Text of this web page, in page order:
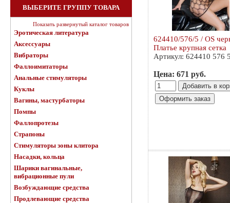
ВЫБЕРИТЕ ГРУППУ ТОВАРА
Показать развернутый каталог товаров
Эротическая литература
Аксессуары
Вибраторы
Фаллоимитаторы
Анальные стимуляторы
Куклы
Вагины, мастурбаторы
Помпы
Фаллопротезы
Страпоны
Стимуляторы зоны клитора
Насадки, кольца
Шарики вагинальные,
вибрационные пули
Возбуждающие средства
Продлевающие средства
624410/576/5 / OS
Платье крупная сетка
Артикул: 624410 576
Цена: 671 руб.